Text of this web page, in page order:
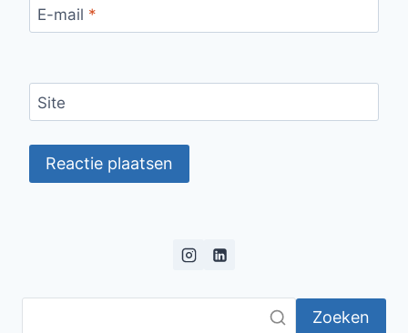
E-mail *
Site
Zoeken